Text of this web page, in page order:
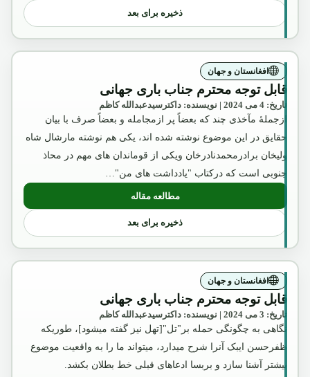
ذخیره برای بعد
افغانستان و جهان
قابل توجه محترم جناب باری جهانی
تاریخ: 4 می 2024 | نویسنده: داکترسیدعبدالله کاظم
ازجملۀ مآخذی چند که بعضاً پر ازمجامله و بعضاً صرف با بیان
حقایق در این موضوع نوشته شده اند، یکی هم نوشته مارشال شاه
ولیخان برادرمحمدنادرخان ویکی از قوماندان های مهم در محاذ
جنوبی است که درکتاب "یادداشت های من"…
مطالعه مقاله: قابل توجه محترم جناب باری جهانی
ذخیره برای بعد
افغانستان و جهان
قابل توجه محترم جناب باری جهانی
تاریخ: 3 می 2024 | نویسنده: داکترسیدعبدالله کاظم
نگاهی به چگونگی حمله بر"تل"[تهل نیز گفته میشود]، طوریکه
ظفرحسن ایبک آنرا شرح میدارد، میتواند ما را به واقعیت موضوع
بیشتر آشنا سازد و بربسا ادعاهای قبلی خط بطلان بکشد.